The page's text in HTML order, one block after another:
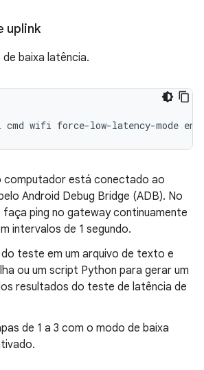
uplink
baixa latência.
computador está conectado ao
Android Debug Bridge (ADB). No
faça ping no gateway continuamente
intervalos de 1 segundo.
do teste em um arquivo de texto e
ou um script Python para gerar um
resultados do teste de latência de
de 1 a 3 com o modo de baixa